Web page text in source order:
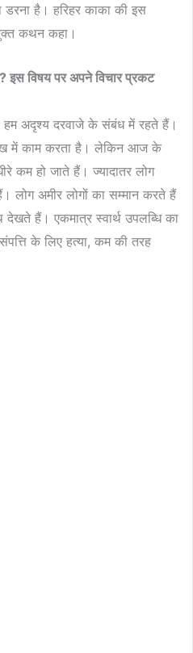
डरना है। हरिहर काका की इस
कथन कहा।
? इस विषय पर अपने विचार प्रकट
हम अदृश्य दरवाजे के संबंध में रहते हैं।
में काम करता है। लेकिन आज के
कम हो जाते हैं। ज्यादातर लोग
अमीर लोगों का सम्मान करते हैं
हैं। एकमात्र स्वार्थ उपलब्धि का
के लिए हत्या, कम की तरह